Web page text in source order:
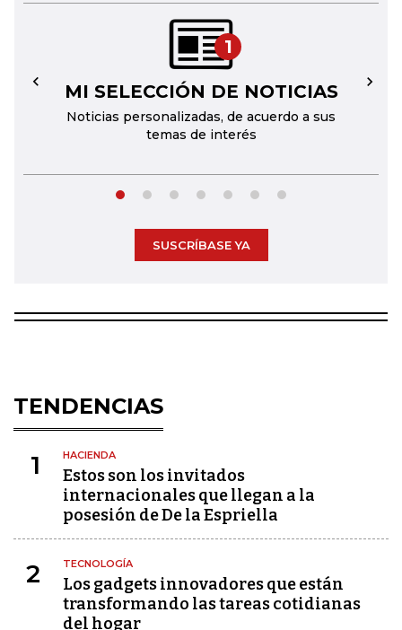
1
MI SELECCIÓN DE NOTICIAS
Noticias personalizadas, de acuerdo a sus
temas de interés
← →
SUSCRÍBASE YA
TENDENCIAS
1 HACIENDA
Estos son los invitados
internacionales que llegan a la
posesión de De la Espriella
2 TECNOLOGÍA
Los gadgets innovadores que están
transformando las tareas cotidianas
del hogar